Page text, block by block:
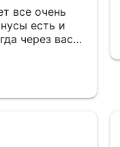
все очень
есть и
через вас
что вы